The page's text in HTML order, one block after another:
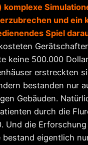
komplexe
und ein
Spiel
keine 500.000
erstreckten
bestanden nur
Gebäuden.
durch die
Und die
bestand eigentlich